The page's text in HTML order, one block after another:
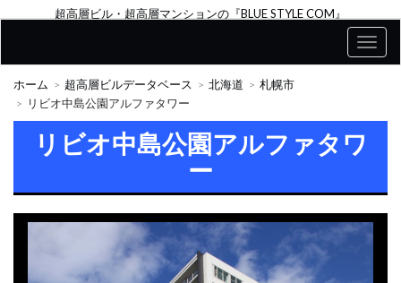
超高層ビル・超高層マンションの『BLUE STYLE COM』
ホーム 超高層ビルデータベース 北海道
札幌市
リビオ中島公園アルファタワー
リビオ中島公園アルファタワ
ー